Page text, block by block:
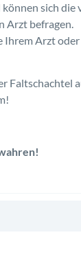
sich
Arzt befragen.
Ihrem Arzt
Faltschachtel